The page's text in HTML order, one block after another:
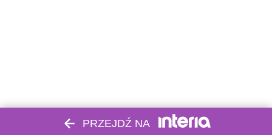
PRZEJDŹ NA